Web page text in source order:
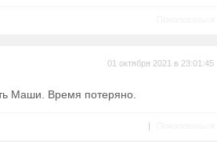
01 октября 2021 в 23:01:45
Маши. Время потеряно.
|